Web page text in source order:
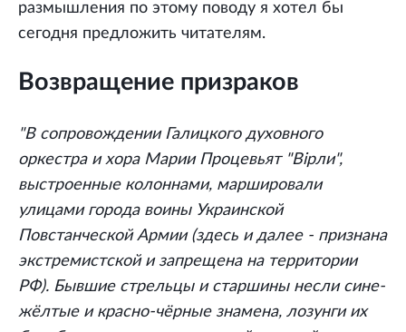
размышления по этому поводу я хотел бы
сегодня предложить читателям.
Возвращение призраков
"В сопровождении Галицкого духовного
оркестра и хора Марии Процевьят "Вiрли",
выстроенные колоннами, маршировали
улицами города воины Украинской
Повстанческой Армии (здесь и далее - признана
экстремистской и запрещена на территории
РФ). Бывшие стрельцы и старшины несли сине-
жёлтые и красно-чёрные знамена, лозунги их